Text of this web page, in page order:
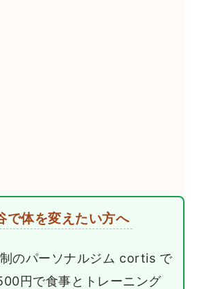
で体を変えたい方へ
のパーソナルジム cortis で
円で食事とトレーニング